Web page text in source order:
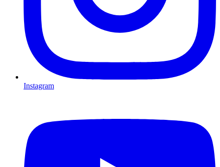
Instagram